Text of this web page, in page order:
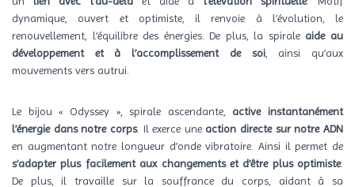
dynamique, ouvert et optimiste, il renvoie à l’évolution, le
renouvellement, l’équilibre des énergies. De plus, la spirale aide au
développement et à l’accomplissement de soi, ainsi qu’aux
mouvements vers autrui.
Le bijou « Odyssey », spirale ascendante, active instantanément
l’énergie dans notre corps. Il exerce une action directe sur notre ADN
en augmentant notre longueur d’onde vibratoire. Ainsi il permet de
s’adapter plus facilement aux changements et d’être plus optimiste.
De plus, il travaille sur la souffrance du corps, aidant à sa